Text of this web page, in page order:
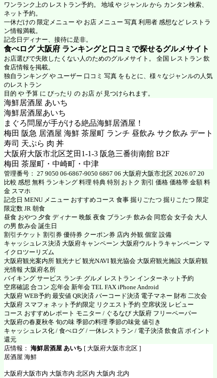
ワンランク上の レストラン予約。 地域 や ジャンル から カンタン検索、
ネット予約。
一休だけの 限定メニュー や お店 メニュー 写真 利用者 感想など レストラ
ン情報満載。
記念日ディナー、接待に是非。
食べログ 大阪府 ランキングと口コミで探せるグルメサイト
お店選びで失敗したくない人のためのグルメサイト。 全国 レストラン 飲
食店情報を掲載。
独自ランキング や ユーザー 口コミ 写真 をもとに、様々なジャンルの人気
のレストラン
目的 や 予算 に ぴったり の お店 が 見つけられます。
海鮮居酒屋 あいち
海鮮居酒屋あいち
まぐろ問屋が手がける絶品海鮮居酒屋！
梅田 阪急 居酒屋 海鮮 茶屋町 ランチ 昼飲み サク飲み デート
寿司 天ぷら 肉 丼
大阪府大阪市北区芝田1-1-3 阪急三番街南館 B2F
梅田 茶屋町・中崎町・中津
管理番号： 27 9050 06-6867-9050 6867 06 大阪府大阪市北区 2026.07.20
比較 感想 無料 ランキング 料理 特典 特別 おトク 割引 価格 価格帯 金額 料
金 スマホ
記念日 MENU メニュー おすすめコース 食事 掘りごたつ 掘りこたつ 限定
限定数 JR 朝食
昼食 おやつ 夕食 ディナー 晩飯 夜食 ブランチ 飲み会 同窓会 女子会 大人
の男 飲み会 誕生日
割引チケット 割引券 優待券 クーポン券 店内 外観 個室 設備
キャッシュレス決済 大阪府キャンペーン 大阪府ウルトラキャンペーン マ
イクロツーリズム
大阪府観光案内所 観光ナビ 観光NAVI 観光協会 大阪府観光施設 大阪府観
光情報 大阪府名所
バイキング サービス ランチ グルメ レストラン インターネット予約
空席確認 合コン 忘年会 新年会 TEL FAX iPhone Android
大阪府 WEB予約 最安値 QR決済 バーコード決済 電子マネー 財布 二次会
大阪府 スマフォ ネット予約限定 リクエスト予約 空席状況 レビュー
コース おすすめレポート モニター / ぐるなび 大阪府 フリーペーパー
大阪府の春夏秋冬 旬の味 季節の料理 季節の味覚 値引き
キャッシュレス化 / 食べログ / 一休レストラン / 電子決済 飲食店 ポイント
還元
店情報： 海鮮居酒屋 あいち [ 大阪府大阪市北区 ]
居酒屋 海鮮
大阪府大阪市内 大阪市内 北区内 大阪内 北内